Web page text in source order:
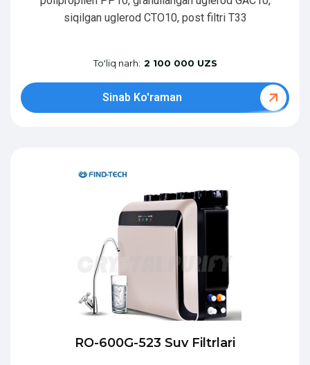
siqilgan uglerod CTO10, post filtri T33
To'liq narh: 2 100 000 UZS
Sinab Ko'raman
RO-600G-523 Suv Filtrlari